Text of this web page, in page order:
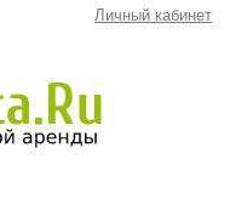
Личный кабинет